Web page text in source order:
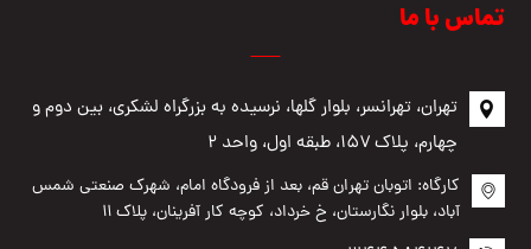
تماس با ما
تهران، تهرانسر، بلوار گلها، نرسیده به بزرگراه لشکری، بین دوم و
چهارم، پلاک ۱۵۷، طبقه اول، واحد ۲
کارگاه: اتوبان تهران قم، بعد از فرودگاه امام، شهرک صنعتی شمس
آباد، بلوار نگارستان، خ خرداد، کوچه کار آفرینان، پلاک ۱۱